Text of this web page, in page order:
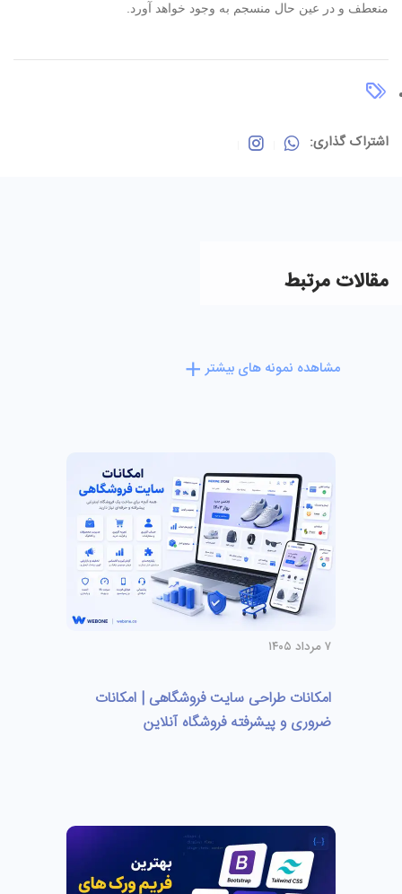
منعطف و در عین حال منسجم به وجود خواهد آورد.
اشتراک گذاری:
مقالات مرتبط
مشاهده نمونه های بیشتر
۷ مرداد ۱۴۰۵
امکانات طراحی سایت فروشگاهی | امکانات
ضروری و پیشرفته فروشگاه آنلاین